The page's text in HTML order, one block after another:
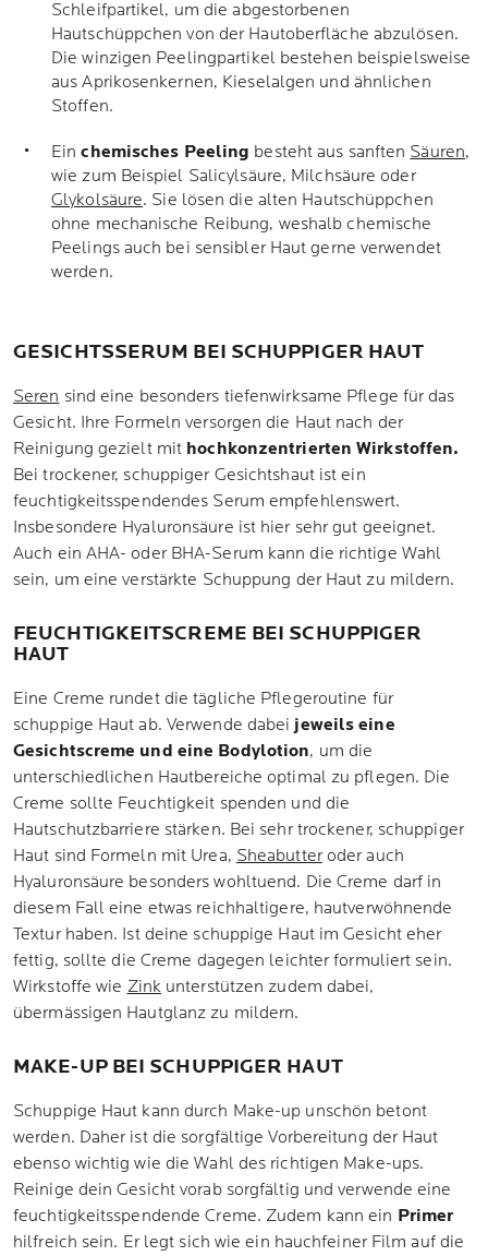
Schleifpartikel, um die abgestorbenen
Hautschüppchen von der Hautoberfläche abzulösen.
Die winzigen Peelingpartikel bestehen beispielsweise
aus Aprikosenkernen, Kieselalgen und ähnlichen
Stoffen.
Einchemisches Peeling besteht aus sanften Säuren,
wie zum Beispiel Salicylsäure, Milchsäure oder
Glykolsäure. Sie lösen die alten Hautschüppchen
ohne mechanische Reibung, weshalb chemische
Peelings auch bei sensibler Haut gerne verwendet
werden.
GESICHTSSERUM BEI SCHUPPIGER HAUT
Seren sind eine besonders tiefenwirksame Pflege für das
Gesicht. Ihre Formeln versorgen die Haut nach der
Reinigung gezielt mit hochkonzentrierten Wirkstoffen.
Bei trockener, schuppiger Gesichtshaut ist ein
feuchtigkeitsspendendes Serum empfehlenswert.
Insbesondere Hyaluronsäure ist hier sehr gut geeignet.
Auch ein AHA- oder BHA-Serum kann die richtige Wahl
sein, um eine verstärkte Schuppung der Haut zu mildern.
FEUCHTIGKEITSCREME BEI SCHUPPIGER
HAUT
Eine Creme rundet die tägliche Pflegeroutine für
schuppige Haut ab. Verwende dabei jeweils eine
Gesichtscreme und eine Bodylotion, um die
unterschiedlichen Hautbereiche optimal zu pflegen. Die
Creme sollte Feuchtigkeit spenden und die
Hautschutzbarriere stärken. Bei sehr trockener, schuppiger
Haut sind Formeln mit Urea, Sheabutteroder auch
Hyaluronsäure besonders wohltuend. Die Creme darf in
diesem Fall eine etwas reichhaltigere, hautverwöhnende
Textur haben. Ist deine schuppige Haut im Gesicht eher
fettig, sollte die Creme dagegen leichter formuliert sein.
Wirkstoffe wie Zinkunterstützen zudem dabei,
übermässigen Hautglanz zu mildern.
MAKE-UP BEI SCHUPPIGER HAUT
Schuppige Haut kann durch Make-up unschön betont
werden. Daher ist die sorgfältige Vorbereitung der Haut
ebenso wichtig wie die Wahl des richtigen Make-ups.
Reinige dein Gesicht vorab sorgfältig und verwende eine
feuchtigkeitsspendende Creme. Zudem kann ein Primer
hilfreich sein. Er legt sich wie ein hauchfeiner Film auf die